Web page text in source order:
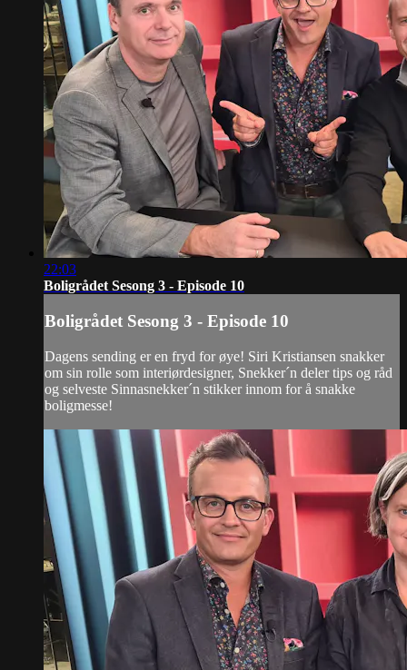
22:03
Boligrådet Sesong 3 - Episode 10
Boligrådet Sesong 3 - Episode 10
Dagens sending er en fryd for øye! Siri Kristiansen snakker
om sin rolle som interiørdesigner, Snekker´n deler tips og råd
og selveste Sinnasnekker´n stikker innom for å snakke
boligmesse!